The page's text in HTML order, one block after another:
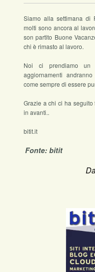
Siamo alla settimana di
molti sono ancora al
son partito Buone
chi è rimasto al lavoro.
Noi ci prendiamo
aggiornamenti
come sempre di essere
Grazie a chi ci ha
in avanti..
bitit.it
Fonte: bitit